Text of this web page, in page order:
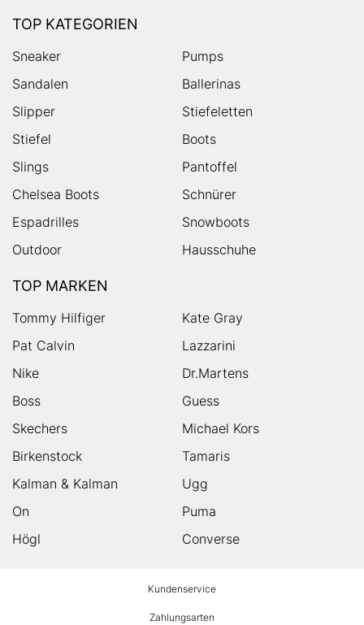
TOP KATEGORIEN
Sneaker
Pumps
Sandalen
Ballerinas
Slipper
Stiefeletten
Stiefel
Boots
Slings
Pantoffel
Chelsea Boots
Schnürer
Espadrilles
Snowboots
Outdoor
Hausschuhe
TOP MARKEN
Tommy Hilfiger
Kate Gray
Pat Calvin
Lazzarini
Nike
Dr.Martens
Boss
Guess
Skechers
Michael Kors
Birkenstock
Tamaris
Kalman & Kalman
Ugg
On
Puma
Högl
Converse
Kundenservice
Zahlungsarten